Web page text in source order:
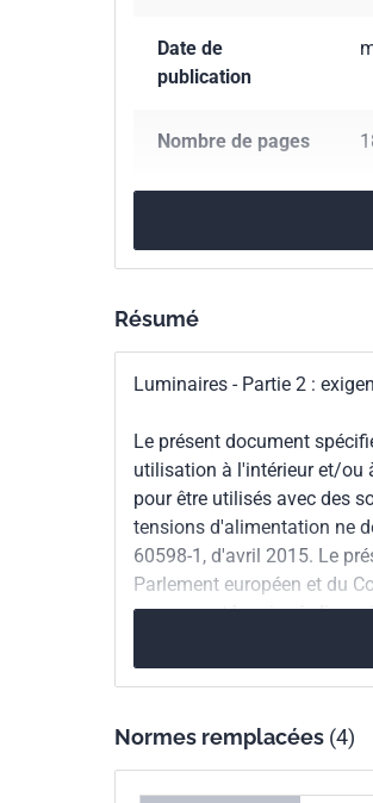
Date de
publication
Nombre de pages
Codes ICS
Parenté
internationale
Parenté
européenne
Résumé
Luminaires - Partie 2 :
Le présent document
utilisation à l'intérieur et/ou
pour être utilisés avec des
tensions d'alimentation ne
60598-1, d'avril 2015. Le
Parlement européen et du
concernant la mise à
Normes remplacées (4)